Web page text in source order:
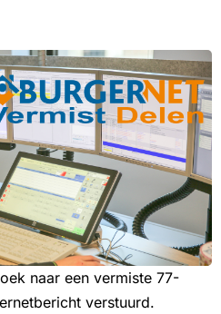
naar een vermiste 77-
verstuurd.